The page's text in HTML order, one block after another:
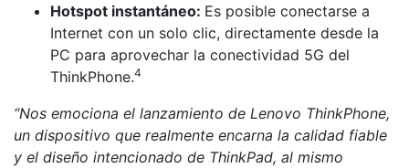
Hotspot instantáneo: Es posible conectarse a
Internet con un solo clic, directamente desde la
PC para aprovechar la conectividad 5G del
ThinkPhone.4
“Nos emociona el lanzamiento de Lenovo ThinkPhone,
un dispositivo que realmente encarna la calidad fiable
y el diseño intencionado de ThinkPad, al mismo